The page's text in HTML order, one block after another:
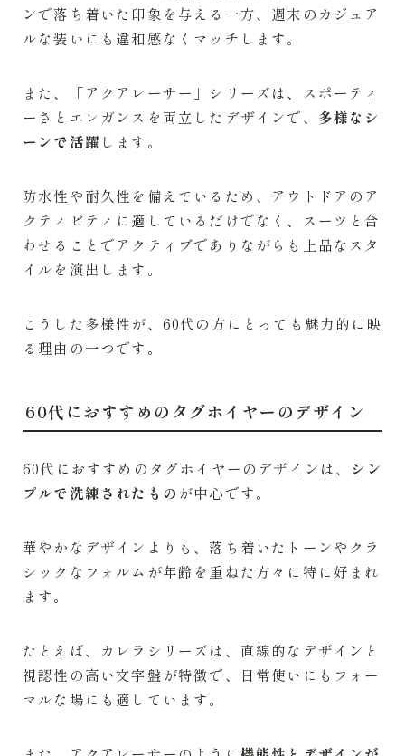
ンで落ち着いた印象を与える一方、週末のカジュア
ルな装いにも違和感なくマッチします。
また、「アクアレーサー」シリーズは、スポーティ
ーさとエレガンスを両立したデザインで、 多様なシ
ーンで活躍 します。
防水性や耐久性を備えているため、アウトドアのア
クティビティに適しているだけでなく、スーツと合
わせることでアクティブでありながらも上品なスタ
イルを演出します。
こうした多様性が、60代の方にとっても魅力的に映
る理由の一つです。
60代におすすめのタグホイヤーのデザイン
60代におすすめのタグホイヤーのデザインは、 シン
プルで洗練されたもの が中心です。
華やかなデザインよりも、落ち着いたトーンやクラ
シックなフォルムが年齢を重ねた方々に特に好まれ
ます。
たとえば、カレラシリーズは、直線的なデザインと
視認性の高い文字盤が特徴で、日常使いにもフォー
マルな場にも適しています。